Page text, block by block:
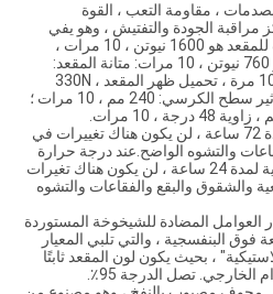
، مقاومة التعب ، القوة
مراقبة الجودة والتفتيش ، وهو يفي
بالمعايير الوطنية ، والحمل الثابت للمقعد هو 1600 نيوتن ، 10 مرات ،
والحمل الثابت الخلفي للمقعد هو 760 نيوتن ، 10 مرات: متانة المقعد:
حمولة المقعد 950 نيوتن ، 100000 مرة ، تحميل ظهر المقعد 330N ،
100000 مرة دون ضرر: ارتفاع تأثير سطح الكرسي: 240 مم ، 10 مرات ؛
4) مقاومة الطقس: عند + 75 لمدة 72 ساعة ، لن يكون هناك تغييرات في
والتشوه الواضح.عند درجة حرارة
منخفضة تصل إلى -40 درجة مئوية لمدة 24 ساعة ، لن يكون هناك تغيرات
والشقوق والبقع والفقاعات والتشوه
العوامل المضادة للشيخوخة المستوردة
فوق البنفسجية ، والتي تلبي المعيار
، بحيث يكون لون المقعد ثابتًا